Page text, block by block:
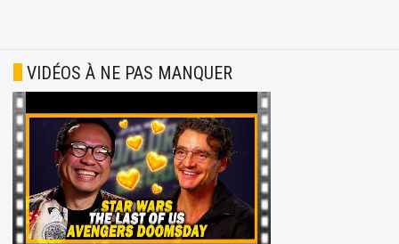
VIDÉOS À NE PAS MANQUER